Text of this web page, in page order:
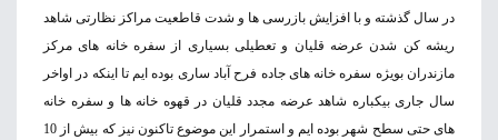
در سال گذشته و با افزایش بازرسی ها و شدت قاطعیت مراکز نظارتی شاهد
ریشه کن شدن عرضه قلیان و تعطیلی بسیاری از سفره خانه های مرکز
مازندران بویژه سفره خانه های جاده فرح آباد ساری بوده ایم تا اینکه در اواخر
سال جاری بیکباره شاهد عرضه مجدد قلیان در قهوه خانه ها و سفره خانه
های حتی سطح شهر بوده ایم و استمرار این موضوع تاکنون نیز که بیش از 10